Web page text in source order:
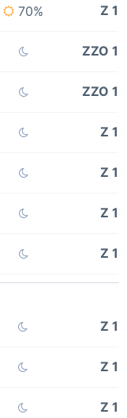
70% Z 1
ZZO 1
ZZO 1
Z 1
Z 1
Z 1
Z 1
Z 1
Z 1
Z 1